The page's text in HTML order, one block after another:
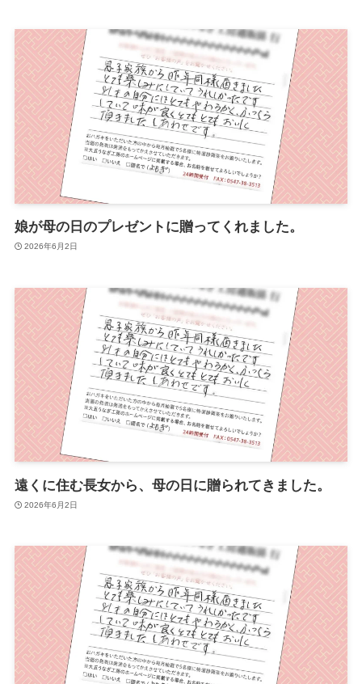
娘が母の日のプレゼントに贈ってくれました。
2026年6月2日
遠くに住む長女から、母の日に贈られてきました。
2026年6月2日